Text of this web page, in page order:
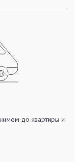
до квартиры и